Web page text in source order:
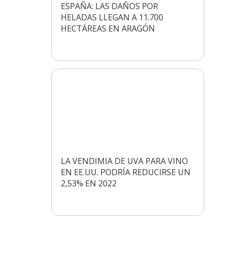
ESPAÑA: LAS DAÑOS POR
HELADAS LLEGAN A 11.700
HECTÁREAS EN ARAGÓN
LA VENDIMIA DE UVA PARA VINO
EN EE.UU. PODRÍA REDUCIRSE UN
2,53% EN 2022